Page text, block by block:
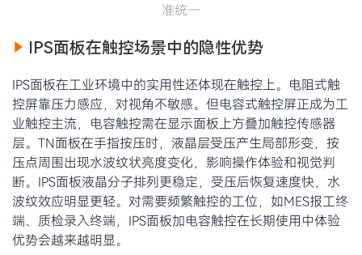
准统一
IPS面板在触控场景中的隐性优势
IPS面板在工业环境中的实用性还体现在触控上。电阻式触
控屏靠压力感应，对视角不敏感。但电容式触控屏正成为工
业触控主流，电容触控需在显示面板上方叠加触控传感器
层。TN面板在手指按压时，液晶层受压产生局部形变，按
压点周围出现水波纹状亮度变化，影响操作体验和视觉判
断。IPS面板液晶分子排列更稳定，受压后恢复速度快，水
波纹效应明显更轻。对需要频繁触控的工位，如MES报工终
端、质检录入终端，IPS面板加电容触控在长期使用中体验
优势会越来越明显。